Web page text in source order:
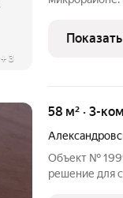
+ 3
проекта
58 м² · 3-
Объект №
решение для